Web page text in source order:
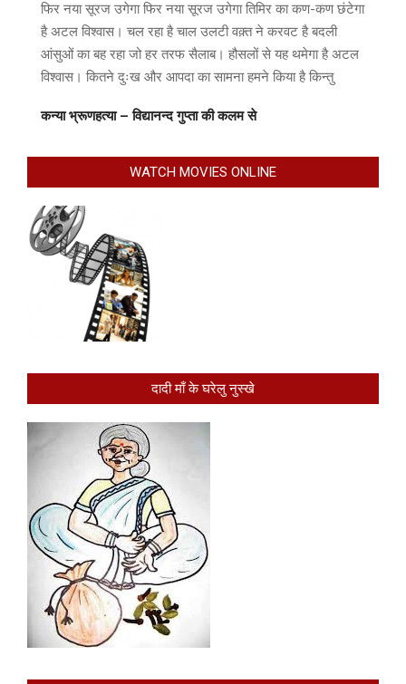
फिर नया सूरज उगेगा फिर नया सूरज उगेगा तिमिर का कण-कण छंटेगा
है अटल विश्वास। चल रहा है चाल उलटी वक़्त ने करवट है बदली
आंसुओं का बह रहा जो हर तरफ सैलाब। हौसलों से यह थमेगा है अटल
विश्वास। कितने दुःख और आपदा का सामना हमने किया है किन्तु
कन्या भ्रूणहत्या – विद्यानन्द गुप्ता की कलम से
WATCH MOVIES ONLINE
दादी माँ के घरेलु नुस्खे